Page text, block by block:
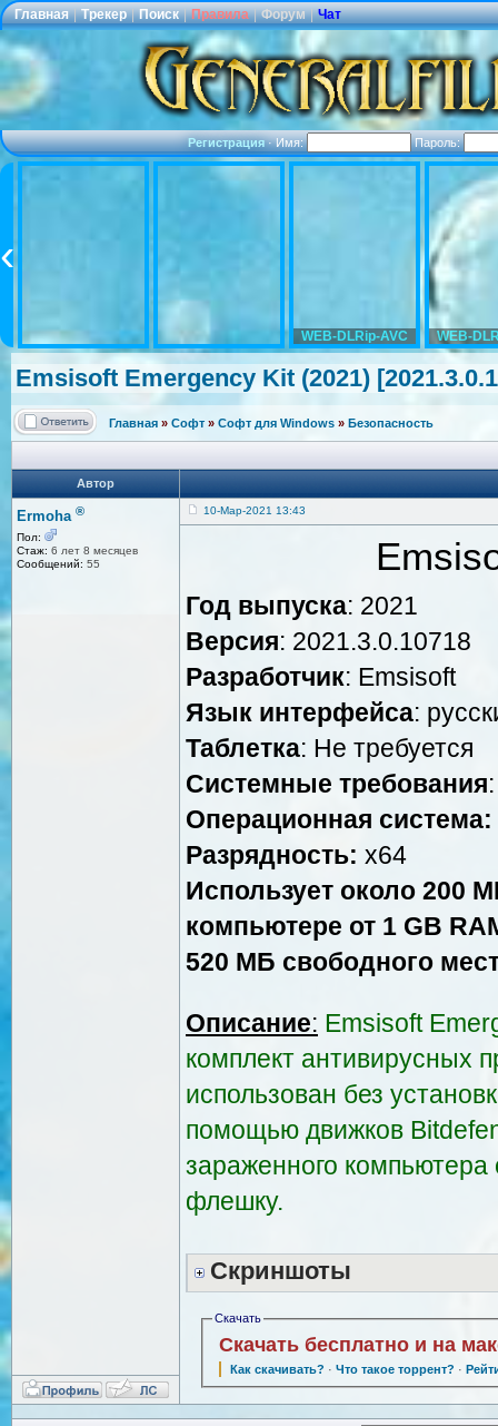
Главная | Трекер | Поиск | Правила | Форум | Чат
Регистрация·Имя: Пароль:
WEB-DLRip-AVC WEB-
Emsisoft Emergency Kit (2021)
Главная » Софт » Софт для Windows » Безопасность
Автор
Ermoha ®
Пол:
Стаж: 6 лет 8 месяцев
Сообщений: 55
10-Мар-2021 13:43
Год выпуска: 2021
Версия: 2021.3.0.10718
Разработчик: Emsisoft
Язык интерфейса:
Таблетка: Не требуется
Системные требования:
Операционная система:
Разрядность: x64
Использует около 200
компьютере от 1 GB
520 МБ свободного
Описание: Emsisoft
комплект антивирусных
использован без
помощью движков
зараженного
флешку.
Скриншоты
Скачать
Скачать бесплатно и на
Как скачивать? · Что такое торрент? ·